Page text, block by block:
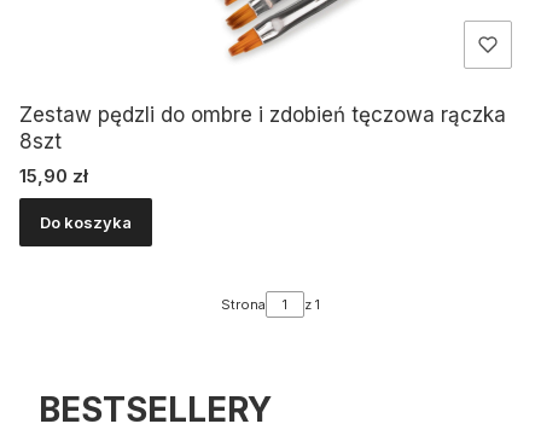
Zestaw pędzli do ombre i zdobień tęczowa rączka
8szt
Cena
15,90 zł
Do koszyka
Strona z 1
BESTSELLERY